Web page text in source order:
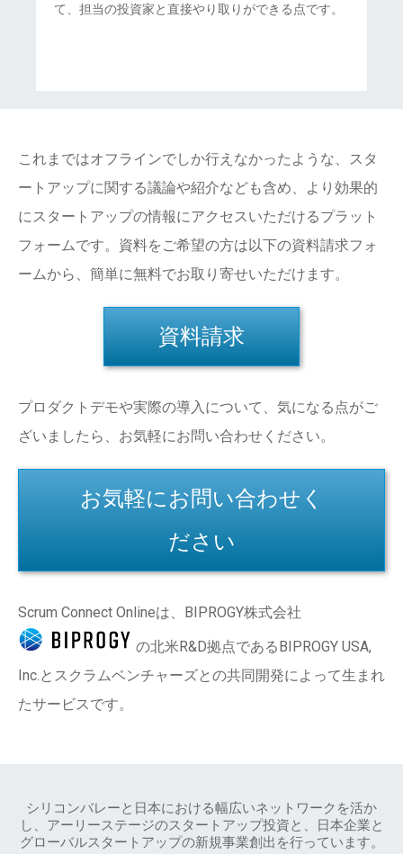
て、担当の投資家と直接やり取りができる点です。
これまではオフラインでしか行えなかったような、スタ
ートアップに関する議論や紹介なども含め、より効果的
にスタートアップの情報にアクセスいただけるプラット
フォームです。資料をご希望の方は以下の資料請求フォ
ームから、簡単に無料でお取り寄せいただけます。
資料請求
プロダクトデモや実際の導入について、気になる点がご
ざいましたら、お気軽にお問い合わせください。
お気軽にお問い合わせく
ださい
Scrum Connect Onlineは、BIPROGY株式会社
の北米R&D拠点であるBIPROGY USA,
Inc.とスクラムベンチャーズとの共同開発によって生まれ
たサービスです。
シリコンバレーと日本における幅広いネットワークを活か
し、アーリーステージのスタートアップ投資と、日本企業と
グローバルスタートアップの新規事業創出を行っています。